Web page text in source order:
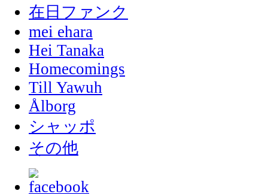
在日ファンク
mei ehara
Hei Tanaka
Homecomings
Till Yawuh
Ålborg
シャッポ
その他